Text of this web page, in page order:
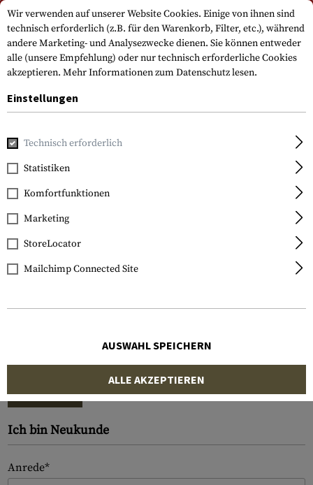
Bitte beachten Sie, dass die Lieferzeiten auf Grund eines Feiertags am
15.08.2026 abweichen können
Einloggen mit E-Mail-Adresse und Passwort
ANMELDEN
Ich bin Neukunde
Anrede*
Wir verwenden auf unserer Website Cookies. Einige von ihnen sind
technisch erforderlich (z.B. für den Warenkorb, Filter, etc.), während
andere Marketing- und Analysezwecke dienen. Sie können entweder
alle (unsere Empfehlung) oder nur technisch erforderliche Cookies
akzeptieren. Mehr Informationen zum Datenschutz lesen.
Einstellungen
Technisch erforderlich
Statistiken
Komfortfunktionen
Marketing
StoreLocator
Mailchimp Connected Site
AUSWAHL SPEICHERN
ALLE AKZEPTIEREN